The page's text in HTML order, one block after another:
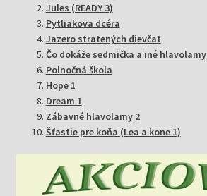
Jules (READY 3)
Pytliakova dcéra
Jazero stratených dievčat
Čo dokáže sedmička a iné hlavolamy
Polnočná škola
Hope 1
Dream 1
Zábavné hlavolamy 2
Šťastie pre koňa (Lea a kone 1)